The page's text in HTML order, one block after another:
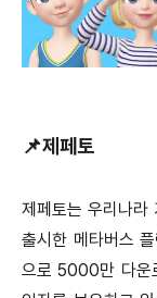
📌제페토
제페토는 우리나
출시한 메타버스
으로 5000만 다운